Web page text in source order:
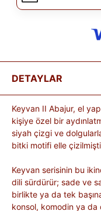
DETAYLAR
Keyvan II Abajur, el
kişiye özel bir
siyah çizgi ve
bitki motifi elle
Keyvan serisinin bu
dili sürdürür; sade ve
birlikte ya da tek
konsol, komodin ya da